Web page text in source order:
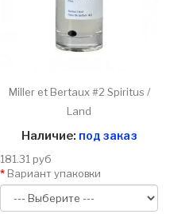
Miller et Bertaux #2 Spiritus /
Land
Наличие: под заказ
181.31 руб
Вариант упаковки